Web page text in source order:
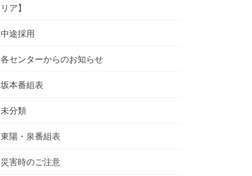
リア】
中途採用
各センターからのお知らせ
坂本番組表
未分類
東陽・泉番組表
災害時のご注意